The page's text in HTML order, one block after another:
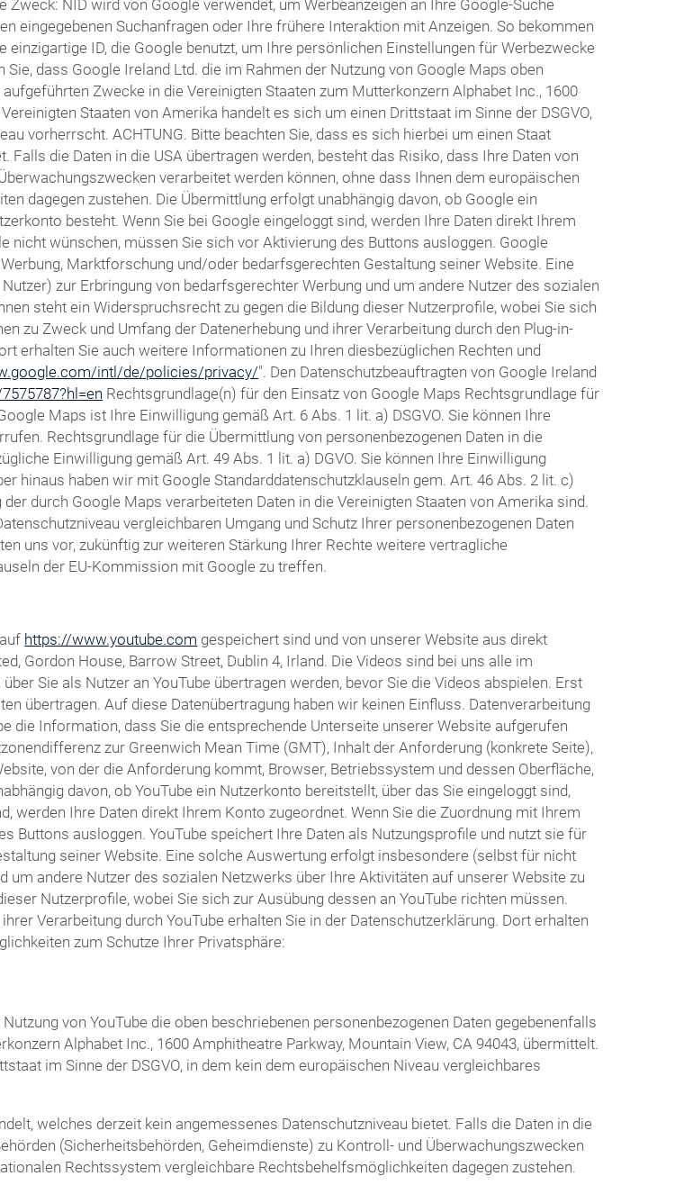
Zweck: NID wird von Google verwendet, um Werbeanzeigen an Ihre Google-Suche
eingegebenen Suchanfragen oder Ihre frühere Interaktion mit Anzeigen. So bekommen
ID, die Google benutzt, um Ihre persönlichen Einstellungen für Werbezwecke
dass Google Ireland Ltd. die im Rahmen der Nutzung von Google Maps oben
Zwecke in die Vereinigten Staaten zum Mutterkonzern Alphabet Inc., 1600
Staaten von Amerika handelt es sich um einen Drittstaat im Sinne der DSGVO,
vorherrscht. ACHTUNG. Bitte beachten Sie, dass es sich hierbei um einen Staat
die Daten in die USA übertragen werden, besteht das Risiko, dass Ihre Daten von
verarbeitet werden können, ohne dass Ihnen dem europäischen
dagegen zustehen. Die Übermittlung erfolgt unabhängig davon, ob Google ein
besteht. Wenn Sie bei Google eingeloggt sind, werden Ihre Daten direkt Ihrem
nicht wünschen, müssen Sie sich vor Aktivierung des Buttons ausloggen. Google
Marktforschung und/oder bedarfsgerechten Gestaltung seiner Website. Eine
zur Erbringung von bedarfsgerechter Werbung und um andere Nutzer des sozialen
steht ein Widerspruchsrecht zu gegen die Bildung dieser Nutzerprofile, wobei Sie sich
zu Zweck und Umfang der Datenerhebung und ihrer Verarbeitung durch den Plug-in-
erhalten Sie auch weitere Informationen zu Ihren diesbezüglichen Rechten und
intl/de/policies/privacy/". Den Datenschutzbeauftragten von Google Ireland
Rechtsgrundlage(n) für den Einsatz von Google Maps Rechtsgrundlage für
Maps ist Ihre Einwilligung gemäß Art. 6 Abs. 1 lit. a) DSGVO. Sie können Ihre
Rechtsgrundlage für die Übermittlung von personenbezogenen Daten in die
Einwilligung gemäß Art. 49 Abs. 1 lit. a) DGVO. Sie können Ihre Einwilligung
hinaus haben wir mit Google Standarddatenschutzklauseln gem. Art. 46 Abs. 2 lit. c)
durch Google Maps verarbeiteten Daten in die Vereinigten Staaten von Amerika sind.
vergleichbaren Umgang und Schutz Ihrer personenbezogenen Daten
uns vor, zukünftig zur weiteren Stärkung Ihrer Rechte weitere vertragliche
der EU-Kommission mit Google zu treffen.
https://www.youtube.com gespeichert sind und von unserer Website aus direkt
Gordon House, Barrow Street, Dublin 4, Irland. Die Videos sind bei uns alle im
Sie als Nutzer an YouTube übertragen werden, bevor Sie die Videos abspielen. Erst
übertragen. Auf diese Datenübertragung haben wir keinen Einfluss. Datenverarbeitung
die Information, dass Sie die entsprechende Unterseite unserer Website aufgerufen
zur Greenwich Mean Time (GMT), Inhalt der Anforderung (konkrete Seite),
von der die Anforderung kommt, Browser, Betriebssystem und dessen Oberfläche,
davon, ob YouTube ein Nutzerkonto bereitstellt, über das Sie eingeloggt sind,
werden Ihre Daten direkt Ihrem Konto zugeordnet. Wenn Sie die Zuordnung mit Ihrem
Buttons ausloggen. YouTube speichert Ihre Daten als Nutzungsprofile und nutzt sie für
seiner Website. Eine solche Auswertung erfolgt insbesondere (selbst für nicht
andere Nutzer des sozialen Netzwerks über Ihre Aktivitäten auf unserer Website zu
Nutzerprofile, wobei Sie sich zur Ausübung dessen an YouTube richten müssen.
Verarbeitung durch YouTube erhalten Sie in der Datenschutzerklärung. Dort erhalten
zum Schutze Ihrer Privatsphäre:
von YouTube die oben beschriebenen personenbezogenen Daten gegebenenfalls
Alphabet Inc., 1600 Amphitheatre Parkway, Mountain View, CA 94043, übermittelt.
im Sinne der DSGVO, in dem kein dem europäischen Niveau vergleichbares
welches derzeit kein angemessenes Datenschutzniveau bietet. Falls die Daten in die
(Sicherheitsbehörden, Geheimdienste) zu Kontroll- und Überwachungszwecken
Rechtssystem vergleichbare Rechtsbehelfsmöglichkeiten dagegen zustehen.